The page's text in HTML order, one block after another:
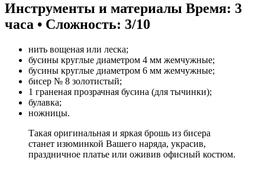
Инструменты и материалы Время: 3
часа • Сложность: 3/10
нить вощеная или леска;
бусины круглые диаметром 4 мм жемчужные;
бусины круглые диаметром 6 мм жемчужные;
бисер № 8 золотистый;
1 граненая прозрачная бусина (для тычинки);
булавка;
ножницы.
Такая оригинальная и яркая брошь из бисера
станет изюминкой Вашего наряда, украсив,
праздничное платье или оживив офисный костюм.